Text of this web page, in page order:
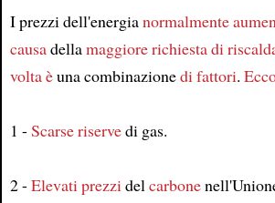
Article
I prezzi dell'energianormalmente
causadellamaggiore richiestadi
voltaèuna combinazionedi fattori.
1 - Scarseriservedi gas.
2 - Elevati prezzidelcarbone